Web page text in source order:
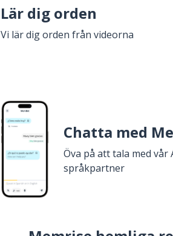
Lär dig orden
Vi lär dig orden från videorna
Chatta med
Öva på att tala med vår
språkpartner